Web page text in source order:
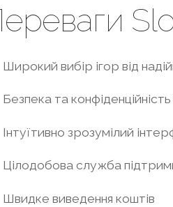
Широкий вибір ігор від
Безпека та
Інтуїтивно зрозумілий
Цілодобова служба
Швидке виведення коштів